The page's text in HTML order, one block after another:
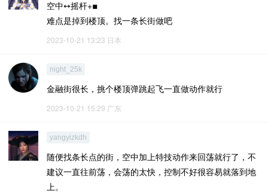
空中↔️摇杆+▪️
难点是掉到楼顶。找一条长街做吧
2023-10-21 13:23 日本
night_25k
金融街很长，挑个楼顶弹跳起飞一直做动作就行
2023-10-21 15:29 广东
yangyizkdh
随便找条长点的街，空中加上特技动作来回荡就行了，不
建议一直往前荡，会荡的太快，控制不好很容易就落到地
上。